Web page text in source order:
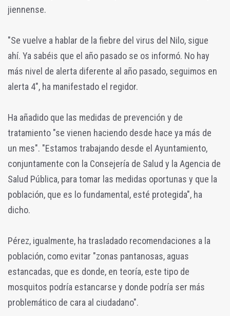
jiennense.
"Se vuelve a hablar de la fiebre del virus del Nilo, sigue
ahí. Ya sabéis que el año pasado se os informó. No hay
más nivel de alerta diferente al año pasado, seguimos en
alerta 4", ha manifestado el regidor.
Ha añadido que las medidas de prevención y de
tratamiento "se vienen haciendo desde hace ya más de
un mes". "Estamos trabajando desde el Ayuntamiento,
conjuntamente con la Consejería de Salud y la Agencia de
Salud Pública, para tomar las medidas oportunas y que la
población, que es lo fundamental, esté protegida", ha
dicho.
Pérez, igualmente, ha trasladado recomendaciones a la
población, como evitar "zonas pantanosas, aguas
estancadas, que es donde, en teoría, este tipo de
mosquitos podría estancarse y donde podría ser más
problemático de cara al ciudadano".